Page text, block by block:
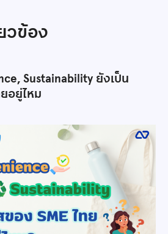
วข้อง
Sustainability ยังเป็น
อยู่ไหม